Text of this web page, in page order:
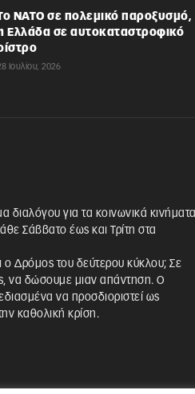
ΝΑΤΟ σε πολεμικό παροξυσμό,
η Ελλάδα σε αυτοκαταστροφικό
Ιουλίου, 2026
για τα κοινωνικά κινήματα
Σάββατο έως και Τρίτη στα
ο Δρόμος του δεύτερου κύκλου; Σε
να δώσουμε μιαν απάντηση. Ο
να προσδιοριστεί ως
καθολική κρίση.